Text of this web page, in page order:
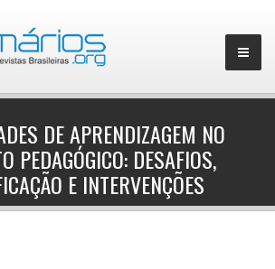
DE APRENDIZAGEM NO
PEDAGÓGICO: DESAFIOS,
E INTERVENÇÕES